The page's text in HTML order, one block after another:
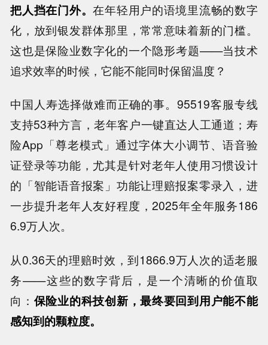
把人挡在门外。在年轻用户的语境里流畅的数字
化，放到银发群体那里，常常意味着新的门槛。
这也是保险业数字化的一个隐形考题——当技术
追求效率的时候，它能不能同时保留温度？
中国人寿选择做难而正确的事。95519客服专线
支持53种方言，老年客户一键直达人工通道；寿
险App「尊老模式」通过字体大小调节、语音验
证登录等功能，尤其是针对老年人使用习惯设计
的「智能语音报案」功能让理赔报案零录入，进
一步提升老年人友好程度，2025年全年服务186
6.9万人次。
从0.36天的理赔时效，到1866.9万人次的适老服
务——这些的数字背后，是一个清晰的价值取
向： 保险业的科技创新，最终要回到用户能不能
感知到的颗粒度。